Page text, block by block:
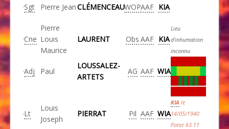
Sgt Pierre JeanCLÉMENCEAUWOPAAF KIA
Cne
Pierre
Louis
Maurice
LAURENT Obs AAF KIA
Lieu
d’inhumation
inconnu
Adj Paul
LOUSSALEZ-
ARTETS
AG AAF WIA
Lt
Louis
Joseph
PIERRAT Pil AAF WIA
KIA le
14/05/1940
Potez 63.11